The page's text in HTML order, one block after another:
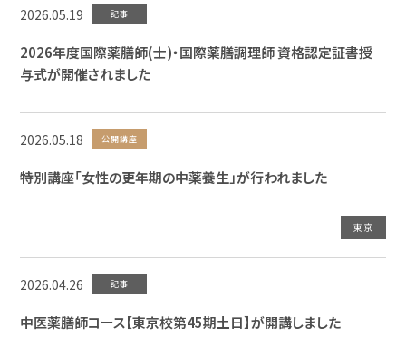
2026.05.19 記事
2026年度国際薬膳師(士)・国際薬膳調理師 資格認定証書授
与式が開催されました
2026.05.18 公開講座
特別講座「女性の更年期の中薬養生」が行われました
東京
2026.04.26 記事
中医薬膳師コース【東京校第45期土日】が開講しました